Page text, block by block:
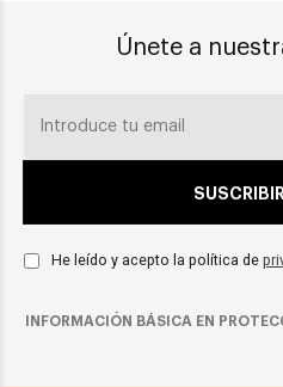
Únete a
He leído y acepto la política de
INFORMACIÓN BÁSICA EN